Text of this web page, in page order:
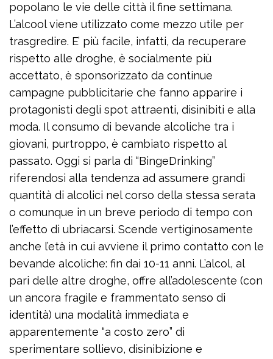
popolano le vie delle città il fine settimana.
L’alcool viene utilizzato come mezzo utile per
trasgredire. E’ più facile, infatti, da recuperare
rispetto alle droghe, è socialmente più
accettato, è sponsorizzato da continue
campagne pubblicitarie che fanno apparire i
protagonisti degli spot attraenti, disinibiti e alla
moda. Il consumo di bevande alcoliche tra i
giovani, purtroppo, è cambiato rispetto al
passato. Oggi si parla di “BingeDrinking”
riferendosi alla tendenza ad assumere grandi
quantità di alcolici nel corso della stessa serata
o comunque in un breve periodo di tempo con
l’effetto di ubriacarsi. Scende vertiginosamente
anche l’età in cui avviene il primo contatto con le
bevande alcoliche: fin dai 10-11 anni. L’alcol, al
pari delle altre droghe, offre all’adolescente (con
un ancora fragile e frammentato senso di
identità) una modalità immediata e
apparentemente “a costo zero” di
sperimentare sollievo, disinibizione e